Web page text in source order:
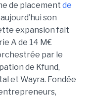
de placement de
son
expansion fait
A de 14 M€
par le
de Kfund,
et Wayra. Fondée